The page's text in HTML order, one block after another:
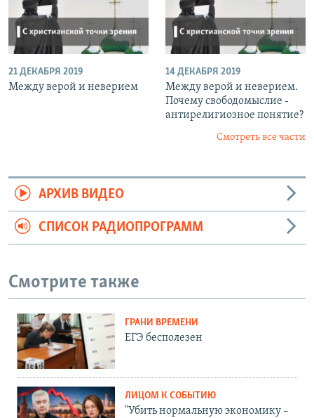
21 ДЕКАБРЯ 2019
Между верой и неверием
14 ДЕКАБРЯ 2019
Между верой и неверием.
Почему свободомыслие -
антирелигиозное понятие?
Смотреть все части
АРХИВ ВИДЕО
СПИСОК РАДИОПРОГРАММ
Смотрите также
ГРАНИ ВРЕМЕНИ
ЕГЭ бесполезен
ЛИЦОМ К СОБЫТИЮ
"Убить нормальную экономику –